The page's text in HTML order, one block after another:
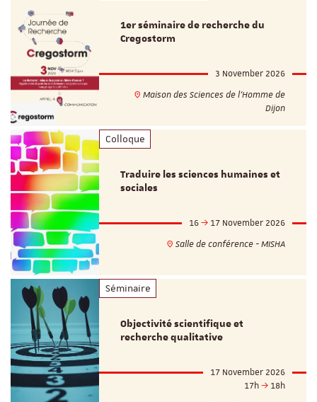
1er séminaire de recherche du
Cregostorm
3 November 2026
Maison des Sciences de l'Homme de
Dijon
Colloque
Traduire les sciences humaines et
sociales
16
17 November 2026
Salle de conférence - MISHA
Séminaire
Objectivité scientifique et
recherche qualitative
17 November 2026
17h
18h